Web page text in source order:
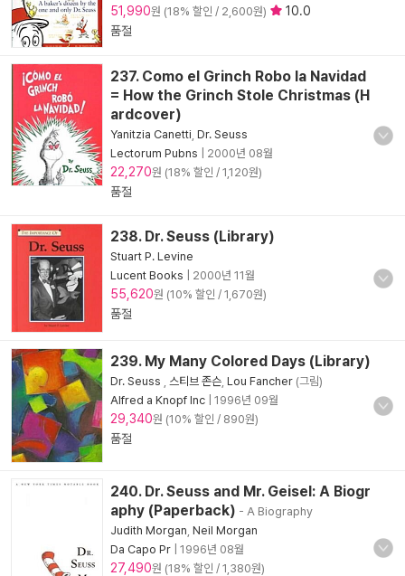
51,990원 (18% 할인 / 2,600원)
10.0
품절
237. Como el Grinch Robo la Navidad
= How the Grinch Stole Christmas (H
ardcover)
Yanitzia Canetti Dr. Seuss
Lectorum Pubns
2000년 08월
22,270원 (18% 할인 / 1,120원)
품절
238. Dr. Seuss (Library)
Stuart P. Levine
Lucent Books
2000년 11월
55,620원 (10% 할인 / 1,670원)
품절
239. My Many Colored Days (Library)
Dr. Seuss 스티브 존슨 Lou Fancher (그림)
Alfred a Knopf Inc
1996년 09월
29,340원 (10% 할인 / 890원)
품절
240. Dr. Seuss and Mr. Geisel: A Biogr
aphy (Paperback) - A Biography
Judith Morgan Neil Morgan
Da Capo Pr
1996년 08월
27,490원 (18% 할인 / 1,380원)